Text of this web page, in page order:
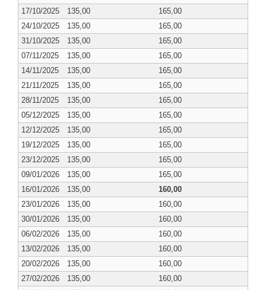
17/10/2025
135,00
165,00
24/10/2025
135,00
165,00
31/10/2025
135,00
165,00
07/11/2025
135,00
165,00
14/11/2025
135,00
165,00
21/11/2025
135,00
165,00
28/11/2025
135,00
165,00
05/12/2025
135,00
165,00
12/12/2025
135,00
165,00
19/12/2025
135,00
165,00
23/12/2025
135,00
165,00
09/01/2026
135,00
165,00
16/01/2026
135,00
160,00
23/01/2026
135,00
160,00
30/01/2026
135,00
160,00
06/02/2026
135,00
160,00
13/02/2026
135,00
160,00
20/02/2026
135,00
160,00
27/02/2026
135,00
160,00